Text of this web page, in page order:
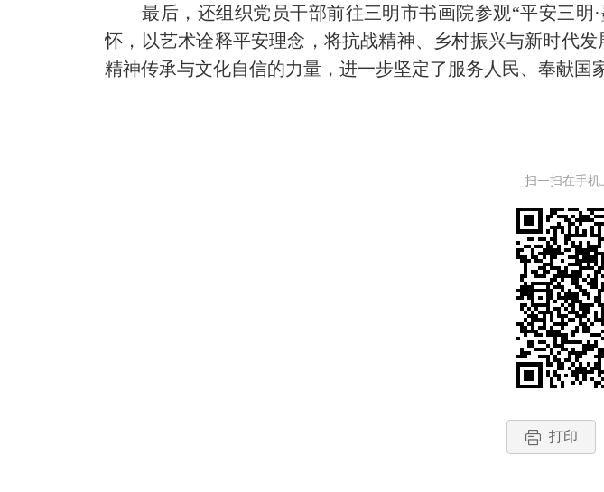
最后，还组织党员干部前往三明市书画院参观“平安三明·
怀，以艺术诠释平安理念，将抗战精神、乡村振兴与新时代
精神传承与文化自信的力量，进一步坚定了服务人民、奉献国
扫一扫在手机
打印